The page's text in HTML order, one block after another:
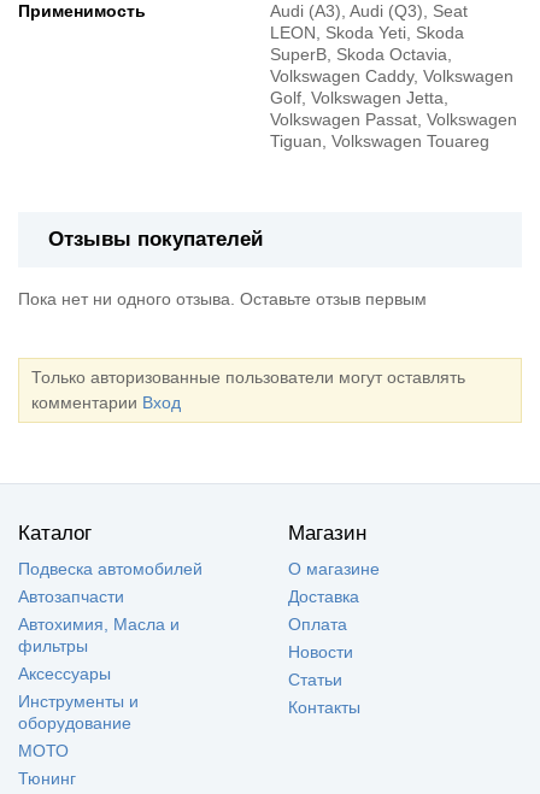
Применимость
Audi (A3), Audi (Q3), Seat
LEON, Skoda Yeti, Skoda
SuperB, Skoda Octavia,
Volkswagen Caddy, Volkswagen
Golf, Volkswagen Jetta,
Volkswagen Passat, Volkswagen
Tiguan, Volkswagen Touareg
Отзывы покупателей
Пока нет ни одного отзыва. Оставьте отзыв первым
Только авторизованные пользователи могут оставлять
комментарии Вход
Каталог
Подвеска автомобилей
Автозапчасти
Автохимия, Масла и
фильтры
Аксессуары
Инструменты и
оборудование
МОТО
Тюнинг
Магазин
О магазине
Доставка
Оплата
Новости
Статьи
Контакты